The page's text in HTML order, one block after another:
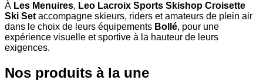
À Les Menuires, Leo Lacroix Sports Skishop Croisette
Ski Setaccompagne skieurs, riders et amateurs de plein air
dans le choix de leurs équipements Bollé, pour une
expérience visuelle et sportive à la hauteur de leurs
exigences.
Nos produits à la une